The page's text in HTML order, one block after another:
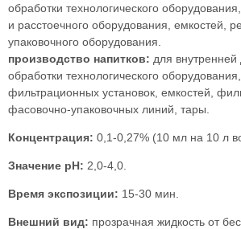
обработки технологического
и расстоечного оборудования, емкостей,
упаковочного оборудования.
производство напитков: для
обработки технологического
фильтрационных установок, емкостей,
фасовочно-упаковочных линий, тары.
Концентрация: 0,1-0,27% (10 мл на 10 л
Значение pH: 2,0-4,0.
Время экспозиции: 15-30 мин.
Внешний вид: прозрачная жидкость от